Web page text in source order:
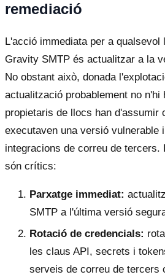
remediació
L'acció immediata per a qualsevol
Gravity SMTP és actualitzar a la
No obstant això, donada
actualització probablement no n'hi
propietaris de llocs han d'assumir
executaven una versió vulnerable
integracions de correu de tercers.
són crítics:
Parxatge immediat:
SMTP a l'última versió
Rotació de credencials:
les claus API, secrets i
serveis de correu de tercers